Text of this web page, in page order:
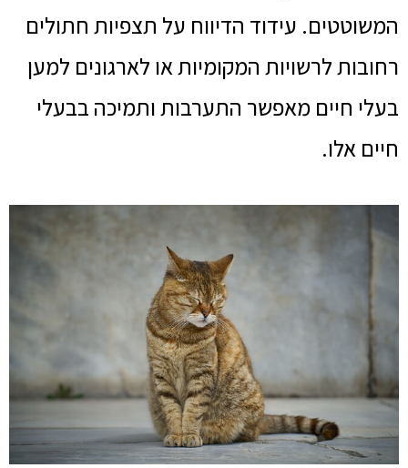
המשוטטים. עידוד הדיווח על תצפיות חתולים
רחובות לרשויות המקומיות או לארגונים למען
בעלי חיים מאפשר התערבות ותמיכה בבעלי
חיים אלו.